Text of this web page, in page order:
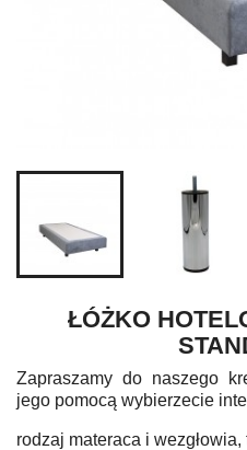
ŁÓŻKO
Zapraszamy do naszego
jego pomocą wybierzecie
rodzaj materaca i wezgłowia,